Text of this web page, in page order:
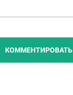
КОММЕНТИРОВАТЬ